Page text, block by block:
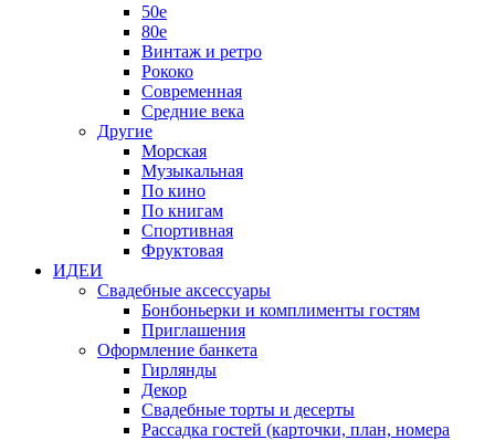
50е
80е
Винтаж и ретро
Рококо
Современная
Средние века
Другие
Морская
Музыкальная
По кино
По книгам
Спортивная
Фруктовая
ИДЕИ
Свадебные аксессуары
Бонбоньерки и комплименты гостям
Приглашения
Оформление банкета
Гирлянды
Декор
Свадебные торты и десерты
Рассадка гостей (карточки, план, номера